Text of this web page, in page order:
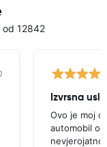
od 12842
Izvrsna
Ovo je moj
automobil